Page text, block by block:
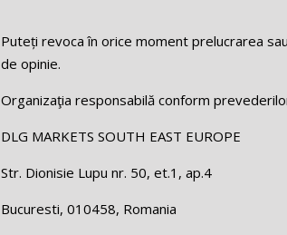
Puteți revoca în orice moment prelucrarea
de opinie.
Organizaţia responsabilă conform
DLG MARKETS SOUTH EAST EUROPE
Str. Dionisie Lupu nr. 50, et.1, ap.4
Bucuresti, 010458, Romania